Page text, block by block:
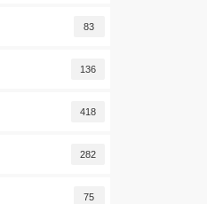
83
136
418
282
75